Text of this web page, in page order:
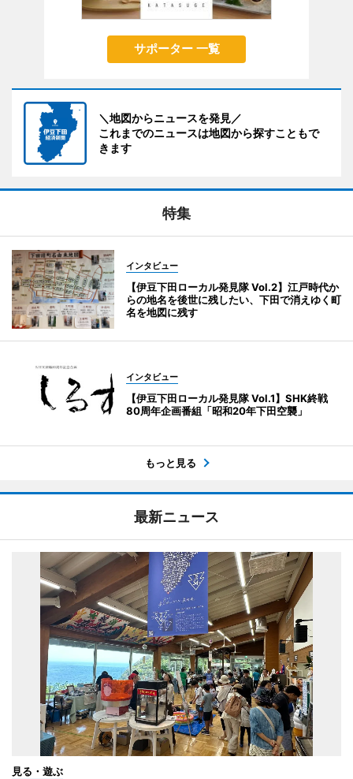
サポーター 一覧
＼地図からニュースを発見／
これまでのニュースは地図から探すこともで
きます
特集
インタビュー
【伊豆下田ローカル発見隊 Vol.2】江戸時代か
らの地名を後世に残したい、下田で消えゆく町
名を地図に残す
インタビュー
【伊豆下田ローカル発見隊 Vol.1】SHK終戦
80周年企画番組「昭和20年下田空襲」
もっと見る
最新ニュース
見る・遊ぶ